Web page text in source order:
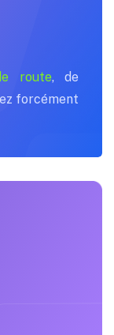
route, de
forcément